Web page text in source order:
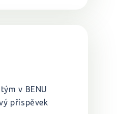
v BENU
příspěvek